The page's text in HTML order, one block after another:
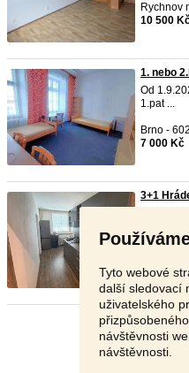
Tyto webové
další sledovací
uživatelského
návštěvnosti
návštěvnosti.
Rychnov
10 500
1. nebo
Od
1.pat ...
Brno -
7 000 Kč
3+1
4 000
Stránka: